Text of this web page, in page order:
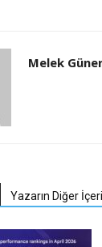
Melek
Yazarın Diğer